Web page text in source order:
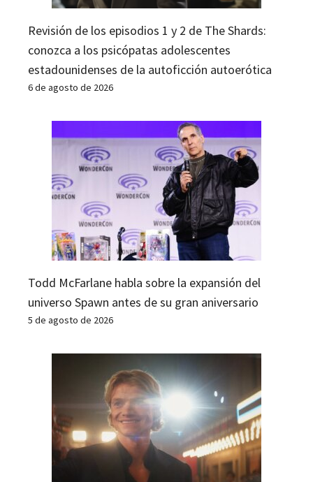
Revisión de los episodios 1 y 2 de The Shards:
conozca a los psicópatas adolescentes
estadounidenses de la autoficción autoerótica
6 de agosto de 2026
Todd McFarlane habla sobre la expansión del
universo Spawn antes de su gran aniversario
5 de agosto de 2026